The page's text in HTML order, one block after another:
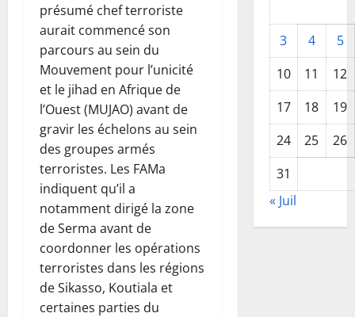
présumé chef terroriste
aurait commencé son
parcours au sein du
Mouvement pour l’unicité
et le jihad en Afrique de
l’Ouest (MUJAO) avant de
gravir les échelons au sein
des groupes armés
terroristes. Les FAMa
indiquent qu’il a
notamment dirigé la zone
de Serma avant de
coordonner les opérations
terroristes dans les régions
de Sikasso, Koutiala et
certaines parties du
3 4
5
10
11
12
17
18
19
24
25
26
31
« Juil